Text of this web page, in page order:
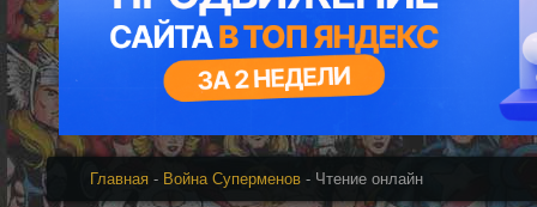
Главная - Война Суперменов - Чтение онлайн